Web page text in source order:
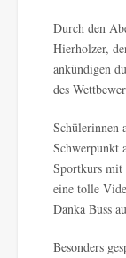
Durch den
Hierholzer,
ankündigen
des
Schülerinnen
Schwerpunkt
Sportkurs mit
eine tolle
Danka Buss
Besonders